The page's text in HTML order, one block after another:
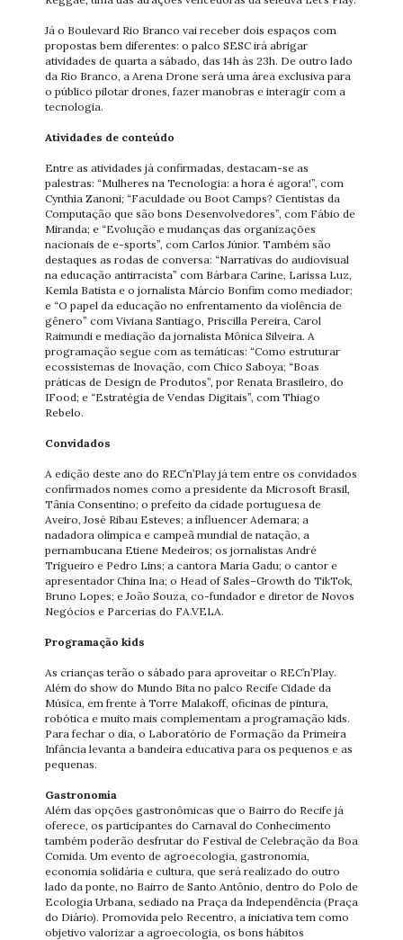
Já o Boulevard Rio Branco vai receber dois espaços com
propostas bem diferentes: o palco SESC irá abrigar
atividades de quarta a sábado, das 14h às 23h. De outro lado
da Rio Branco, a Arena Drone será uma área exclusiva para
o público pilotar drones, fazer manobras e interagir com a
tecnologia.
Atividades de conteúdo
Entre as atividades já confirmadas, destacam-se as
palestras: “Mulheres na Tecnologia: a hora é agora!”, com
Cynthia Zanoni; “Faculdade ou Boot Camps? Cientistas da
Computação que são bons Desenvolvedores”, com Fábio de
Miranda; e “Evolução e mudanças das organizações
nacionais de e-sports”, com Carlos Júnior. Também são
destaques as rodas de conversa: “Narrativas do audiovisual
na educação antirracista” com Bárbara Carine, Larissa Luz,
Kemla Batista e o jornalista Márcio Bonfim como mediador;
e “O papel da educação no enfrentamento da violência de
gênero” com Viviana Santiago, Priscilla Pereira, Carol
Raimundi e mediação da jornalista Mônica Silveira. A
programação segue com as temáticas: “Como estruturar
ecossistemas de Inovação, com Chico Saboya; “Boas
práticas de Design de Produtos”, por Renata Brasileiro, do
IFood; e “Estratégia de Vendas Digitais”, com Thiago
Rebelo.
Convidados
A edição deste ano do REC’n’Play já tem entre os convidados
confirmados nomes como a presidente da Microsoft Brasil,
Tânia Consentino; o prefeito da cidade portuguesa de
Aveiro, José Ribau Esteves; a influencer Ademara; a
nadadora olímpica e campeã mundial de natação, a
pernambucana Etiene Medeiros; os jornalistas André
Trigueiro e Pedro Lins; a cantora Maria Gadu; o cantor e
apresentador China Ina; o Head of Sales–Growth do TikTok,
Bruno Lopes; e João Souza, co-fundador e diretor de Novos
Negócios e Parcerias do FA.VELA.
Programação kids
As crianças terão o sábado para aproveitar o REC’n’Play.
Além do show do Mundo Bita no palco Recife Cidade da
Música, em frente à Torre Malakoff, oficinas de pintura,
robótica e muito mais complementam a programação kids.
Para fechar o dia, o Laboratório de Formação da Primeira
Infância levanta a bandeira educativa para os pequenos e as
pequenas.
Gastronomia
Além das opções gastronômicas que o Bairro do Recife já
oferece, os participantes do Carnaval do Conhecimento
também poderão desfrutar do Festival de Celebração da Boa
Comida. Um evento de agroecologia, gastronomia,
economia solidária e cultura, que será realizado do outro
lado da ponte, no Bairro de Santo Antônio, dentro do Polo de
Ecologia Urbana, sediado na Praça da Independência (Praça
do Diário). Promovida pelo Recentro, a iniciativa tem como
objetivo valorizar a agroecologia, os bons hábitos